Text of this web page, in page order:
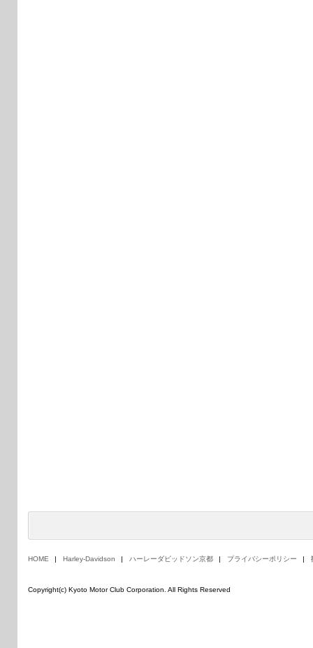
HOME Harley-Davidson ハーレーダビッドソン京都 プライバシーポリシー
Copyright(c) Kyoto Motor Club Corporation. All Rights Reserved